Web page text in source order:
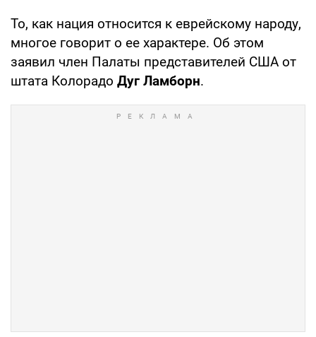
То, как нация относится к еврейскому народу,
многое говорит о ее характере. Об этом
заявил член Палаты представителей США от
штата Колорадо Дуг Ламборн.